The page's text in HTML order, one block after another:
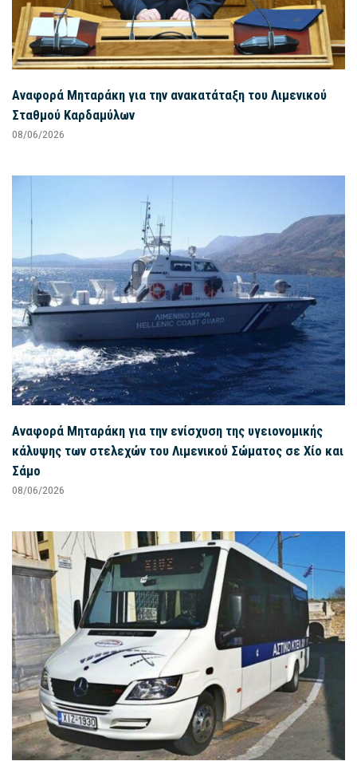
Αναφορά Μηταράκη για την ανακατάταξη του Λιμενικού
Σταθμού Καρδαμύλων
08/06/2026
Αναφορά Μηταράκη για την ενίσχυση της υγειονομικής
κάλυψης των στελεχών του Λιμενικού Σώματος σε Χίο και
Σάμο
08/06/2026